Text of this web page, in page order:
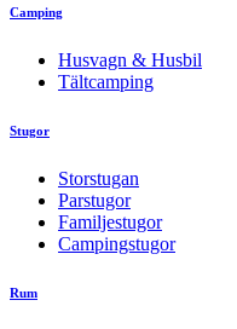
Camping
Husvagn & Husbil
Tältcamping
Stugor
Storstugan
Parstugor
Familjestugor
Campingstugor
Rum